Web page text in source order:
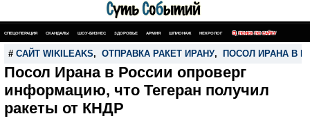
СПЕЦОПЕРАЦИЯ СКАНДАЛЫ ШОУ-БИЗНЕС ЗДОРОВЬЕ АРМИЯ ШПИОНАЖ НЕКРОЛОГ ПОИСК ПО САЙТУ
# САЙТ WIKILEAKS, ОТПРАВКА РАКЕТ ИРАНУ, ПОСОЛ ИРАНА В
Посол Ирана в России опроверг
информацию, что Тегеран получил
ракеты от КНДР